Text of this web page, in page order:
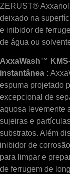
ZERUST®
deixado na
e inibidor de
de água ou
AxxaWash™
instantânea :
espuma projetado
excepcional de
aquosa levemente
sujeiras e
substratos. Além
inibidor de
para limpar e
de ferrugem de